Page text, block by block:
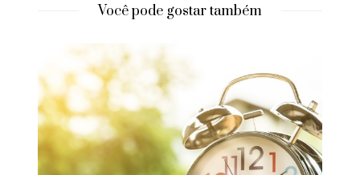
Você pode gostar também